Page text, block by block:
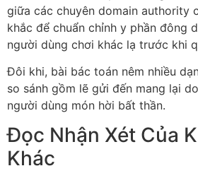
giữa các chuyên domain authority
khắc để chuẩn chỉnh y phần đông
người dùng chơi khác lạ trước khi
Đôi khi, bài bác toán nêm nhiều
so sánh gồm lẽ gửi đến mang lại
người dùng món hời bất thần.
Đọc Nhận Xét Của
Khác